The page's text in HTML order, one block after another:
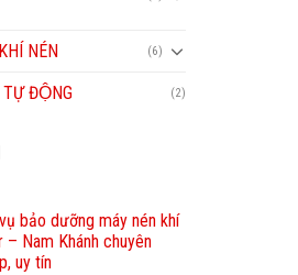
NÉN (6)
TỰ ĐỘNG (2)
bảo dưỡng máy nén khí
– Nam Khánh chuyên
uy tín